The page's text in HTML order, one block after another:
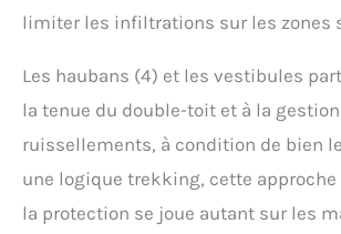
limiter les infiltrations sur les zones
Les haubans (4) et les vestibules
la tenue du double-toit et à la
ruissellements, à condition de bien
une logique trekking, cette approche
la protection se joue autant sur les